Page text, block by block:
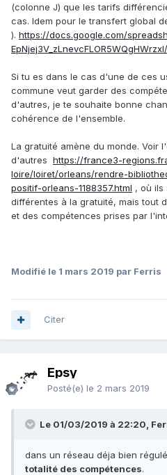
(colonne J) que les tarifs
cas. Idem pour le transfert global
). https://docs.google.com/
Si tu es dans le cas d'une de ces
commune veut garder des
d'autres, je te souhaite bonne
cohérence de l'ensemble.
La gratuité amène du monde. Voir
d'autres https://france3-
loire/loiret/orleans/rendre-
positif-orleans-1188357.html , où ils
différentes à la gratuité, mais tout
et des compétences prises par
Modifié le 1 mars 2019 par Ferris
Citer
Epsy
Posté(e) le 2 mars 2019
Le 01/03/2019 à 22:20,
dans un réseau déja bien
totalité des compétences.